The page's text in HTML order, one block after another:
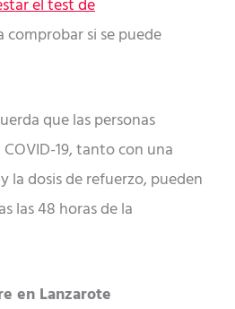
el test de
comprobar si se puede
que las personas
19, tanto con una
la dosis de refuerzo, pueden
las 48 horas de la
en Lanzarote